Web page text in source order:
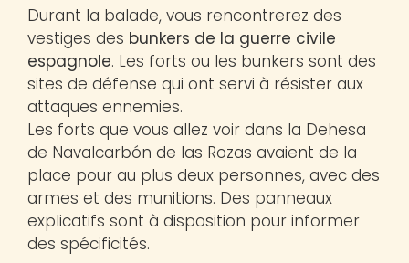
Durant la balade, vous rencontrerez des
vestiges des bunkers de la guerre civile
espagnole. Les forts ou les bunkers sont des
sites de défense qui ont servi à résister aux
attaques ennemies.
Les forts que vous allez voir dans la Dehesa
de Navalcarbón de las Rozas avaient de la
place pour au plus deux personnes, avec des
armes et des munitions. Des panneaux
explicatifs sont à disposition pour informer
des spécificités.